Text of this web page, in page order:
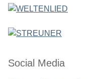
Social Media